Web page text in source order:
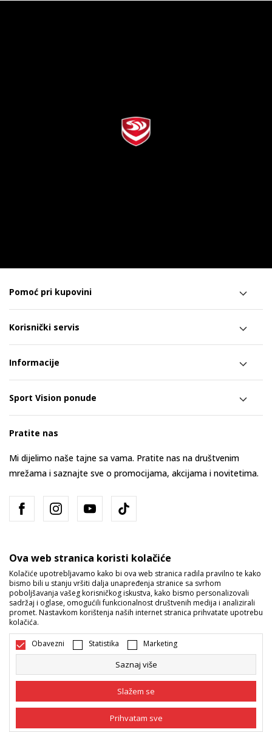
Pomoć pri kupovini
Korisnički servis
Informacije
Sport Vision ponude
Pratite nas
Mi dijelimo naše tajne sa vama. Pratite nas na društvenim
mrežama i saznajte sve o promocijama, akcijama i novitetima.
Bosna i Hercegovina Promijenite
Nastojimo da budemo što precizniji u opisu proizvoda, prikazu slika i
i bez grešaka. Svi artikli prikazani na sajtu su dio naše ponude i ne
podrazumijeva da su dostupni u svakom trenutku. Raspoloživost robe
možete provjeriti pozivom na broj 055/490-400.
Ova web stranica koristi kolačiće
Kolačiće upotrebljavamo kako bi ova web stranica radila pravilno te kako
bismo bili u stanju vršiti dalja unapređenja stranice sa svrhom
poboljšavanja vašeg korisničkog iskustva, kako bismo personalizovali
sadržaj i oglase, omogućili funkcionalnost društvenih medija i analizirali
promet. Nastavkom korištenja naših internet stranica prihvatate upotrebu
kolačića.
Obavezni Statistika Marketing
Saznaj više
Slažem se
Prihvatam sve